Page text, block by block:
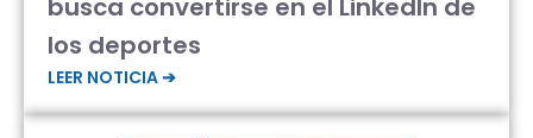
busca convertirse en el LinkedIn de
los deportes
LEER NOTICIA ➔